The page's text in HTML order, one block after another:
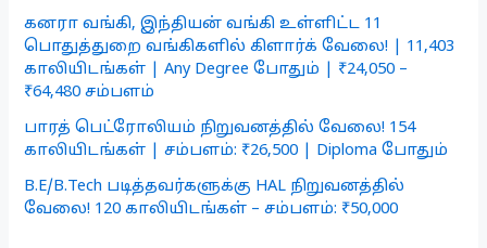
கனரா வங்கி, இந்தியன் வங்கி உள்ளிட்ட 11
பொதுத்துறை வங்கிகளில் கிளார்க் வேலை! | 11,403
காலியிடங்கள் | Any Degree போதும் | ₹24,050 –
₹64,480 சம்பளம்
பாரத் பெட்ரோலியம் நிறுவனத்தில் வேலை! 154
காலியிடங்கள் | சம்பளம்: ₹26,500 | Diploma போதும்
B.E/B.Tech படித்தவர்களுக்கு HAL நிறுவனத்தில்
வேலை! 120 காலியிடங்கள் – சம்பளம்: ₹50,000